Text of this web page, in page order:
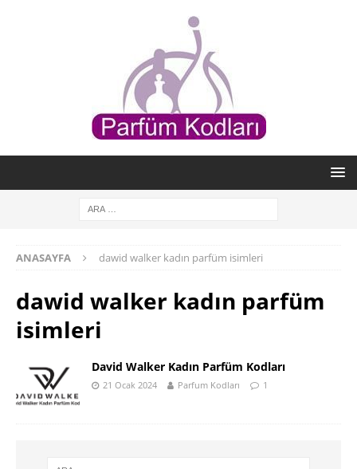
ANASAYFA dawid walker kadın parfüm isimleri
dawid walker kadın parfüm
isimleri
David Walker Kadın Parfüm Kodları
21 Ocak 2024 Parfum Kodları 1